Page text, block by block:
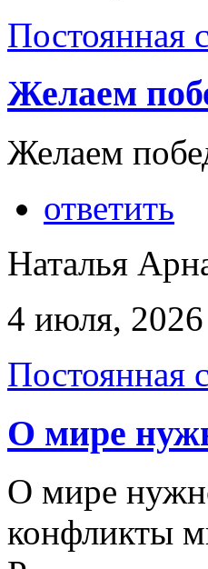
Постоянная
Желаем
Желаем
ответить
Наталья
4 июля,
Постоянная
О мире
О мире
конфликты